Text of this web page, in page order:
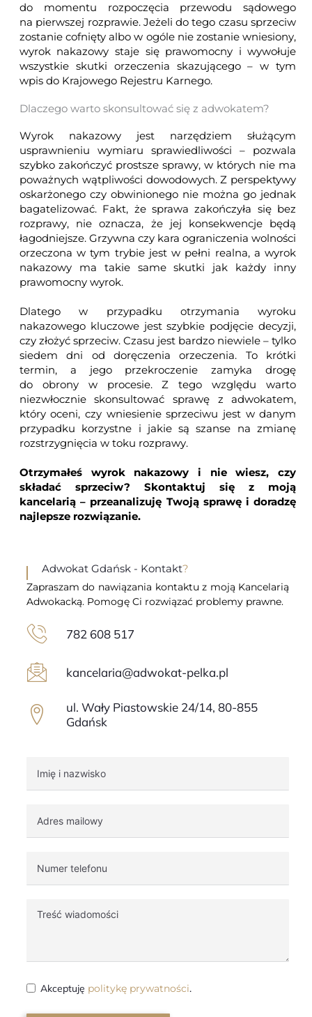
do momentu rozpoczęcia przewodu sądowego
na pierwszej rozprawie. Jeżeli do tego czasu sprzeciw
zostanie cofnięty albo w ogóle nie zostanie wniesiony,
wyrok nakazowy staje się prawomocny i wywołuje
wszystkie skutki orzeczenia skazującego – w tym
wpis do Krajowego Rejestru Karnego.
Dlaczego warto skonsultować się z adwokatem?
Wyrok nakazowy jest narzędziem służącym
usprawnieniu wymiaru sprawiedliwości – pozwala
szybko zakończyć prostsze sprawy, w których nie ma
poważnych wątpliwości dowodowych. Z perspektywy
oskarżonego czy obwinionego nie można go jednak
bagatelizować. Fakt, że sprawa zakończyła się bez
rozprawy, nie oznacza, że jej konsekwencje będą
łagodniejsze. Grzywna czy kara ograniczenia wolności
orzeczona w tym trybie jest w pełni realna, a wyrok
nakazowy ma takie same skutki jak każdy inny
prawomocny wyrok.
Dlatego w przypadku otrzymania wyroku
nakazowego kluczowe jest szybkie podjęcie decyzji,
czy złożyć sprzeciw. Czasu jest bardzo niewiele – tylko
siedem dni od doręczenia orzeczenia. To krótki
termin, a jego przekroczenie zamyka drogę
do obrony w procesie. Z tego względu warto
niezwłocznie skonsultować sprawę zadwokatem,
który oceni, czy wniesienie sprzeciwu jest w danym
przypadku korzystne i jakie są szanse na zmianę
rozstrzygnięcia w toku rozprawy.
Otrzymałeś wyrok nakazowy i nie wiesz, czy
składać sprzeciw? Skontaktuj się z moją
kancelarią– przeanalizuję Twoją sprawę i doradzę
najlepsze rozwiązanie.
Akceptuję politykę prywatności.
Adwokat Gdańsk - Kontakt?
Zapraszam do nawiązania kontaktu z moją Kancelarią
Adwokacką. Pomogę Ci rozwiązać problemy prawne.
782 608 517
kancelaria@adwokat-pelka.pl
ul. Wały Piastowskie 24/14, 80-855
Gdańsk